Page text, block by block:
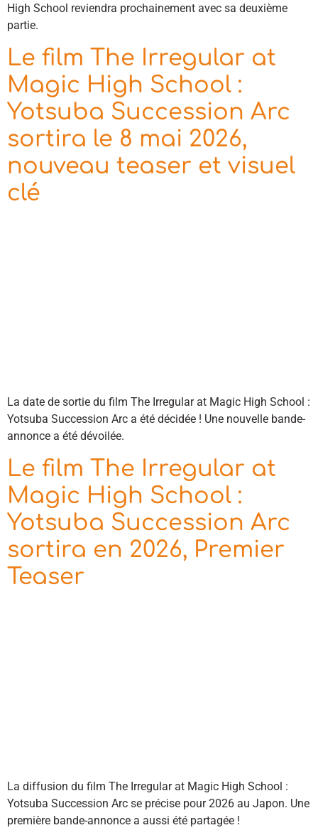
High School reviendra prochainement avec sa deuxième
partie.
Le film The Irregular at
Magic High School :
Yotsuba Succession Arc
sortira le 8 mai 2026,
nouveau teaser et visuel
clé
La date de sortie du film The Irregular at Magic High School :
Yotsuba Succession Arc a été décidée ! Une nouvelle bande-
annonce a été dévoilée.
Le film The Irregular at
Magic High School :
Yotsuba Succession Arc
sortira en 2026, Premier
Teaser
La diffusion du film The Irregular at Magic High School :
Yotsuba Succession Arc se précise pour 2026 au Japon. Une
première bande-annonce a aussi été partagée !